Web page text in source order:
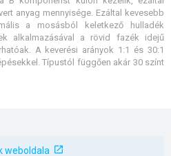
anyag mennyisége. Ezáltal kevesebb
a mosásból keletkező hulladék
alkalmazásával a rövid fazék idejű
A keverési arányok 1:1 és 30:1
Típustól függően akár 30 színt
weboldala